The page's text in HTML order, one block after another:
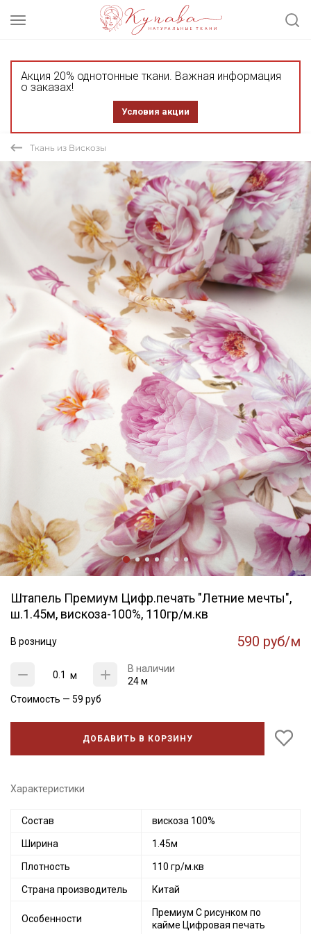
Акция 20% однотонные ткани. Важная информация
о заказах!
Условия акции
Ткань из Вискозы
Штапель Премиум Цифр.печать "Летние мечты",
ш.1.45м, вискоза-100%, 110гр/м.кв
В розницу 590 руб/м
м
В наличии
24 м
Стоимость — 59 руб
ДОБАВИТЬ В КОРЗИНУ
Характеристики
Состав вискоза 100%
Ширина 1.45м
Плотность 110 гр/м.кв
Страна производитель Китай
Особенности
Премиум С рисунком по
кайме Цифровая печать